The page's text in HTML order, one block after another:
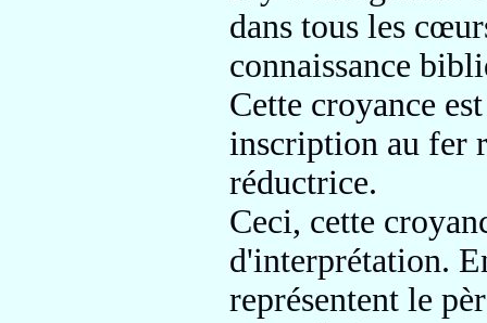
dans tous les
connaissance
Cette croyance
inscription au fer
réductrice.
Ceci, cette
d'interprétation.
représentent le